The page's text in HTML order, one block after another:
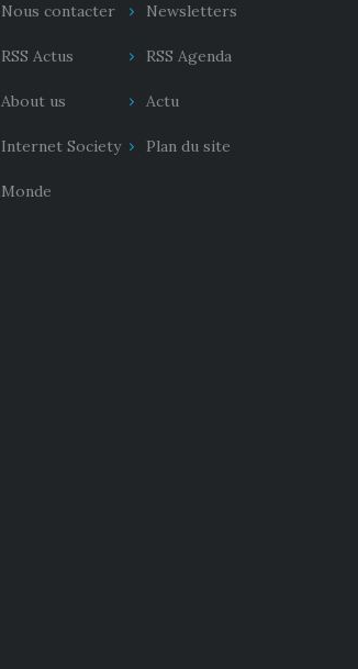
Nous contacter Newsletters
RSS Actus RSS Agenda
About us Actu
Internet Society
Monde
Plan du site